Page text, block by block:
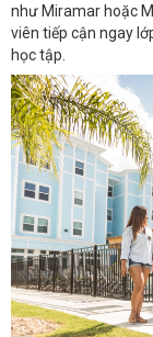
như Miramar hoặc
viên tiếp cận ngay
học tập.